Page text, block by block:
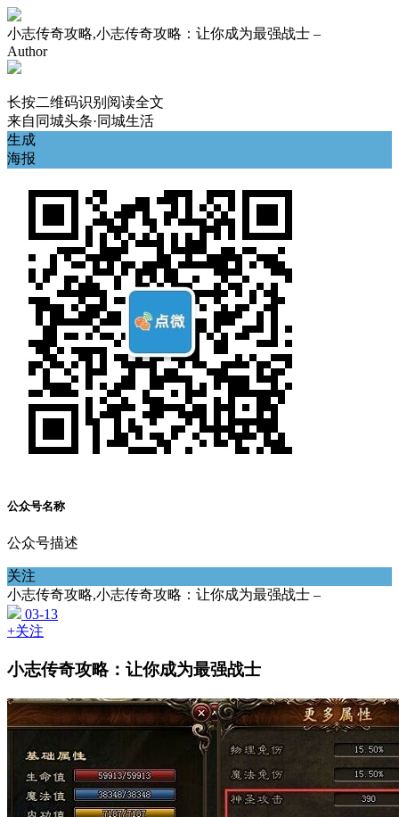
小志传奇攻略,小志传奇攻略：让你成为最强战士 –
Author
长按二维码识别阅读全文
来自 同城头条·同城生活
生成
海报
公众号名称
公众号描述
关注
小志传奇攻略,小志传奇攻略：让你成为最强战士 –
03-13
+关注
小志传奇攻略：让你成为最强战士